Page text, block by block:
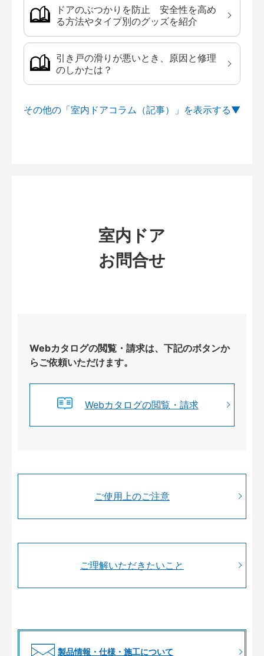
ドアのぶつかりを防止 安全性を高め
る方法やタイプ別のグッズを紹介
引き戸の滑りが悪いとき、原因と修理
のしかたは？
その他の「室内ドアコラム（記事）」を
室内ドア
お問合せ
Webカタログの閲覧・請求は、下記のボタンか
らご依頼いただけます。
Webカタログの閲覧・請求
ご使用上のご注意
ご理解いただきたいこと
製品情報・仕様・施工について